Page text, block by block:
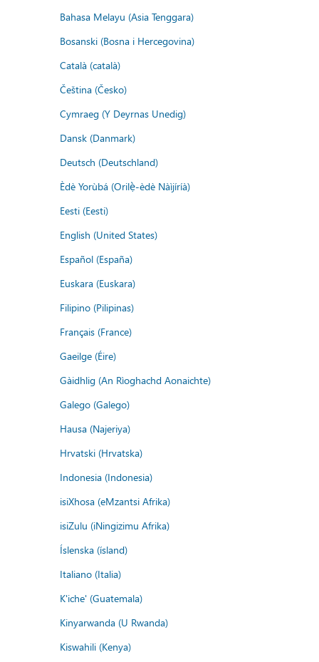
Bahasa Melayu (Asia Tenggara)
Bosanski (Bosna i Hercegovina)
Català (català)
Čeština (Česko)
Cymraeg (Y Deyrnas Unedig)
Dansk (Danmark)
Deutsch (Deutschland)
Èdè Yorùbá (Orilẹ̀-èdè Nàìjíríà)
Eesti (Eesti)
English (United States)
Español (España)
Euskara (Euskara)
Filipino (Pilipinas)
Français (France)
Gaeilge (Éire)
Gàidhlig (An Rìoghachd Aonaichte)
Galego (Galego)
Hausa (Najeriya)
Hrvatski (Hrvatska)
Indonesia (Indonesia)
isiXhosa (eMzantsi Afrika)
isiZulu (iNingizimu Afrika)
Íslenska (ísland)
Italiano (Italia)
K'iche' (Guatemala)
Kinyarwanda (U Rwanda)
Kiswahili (Kenya)